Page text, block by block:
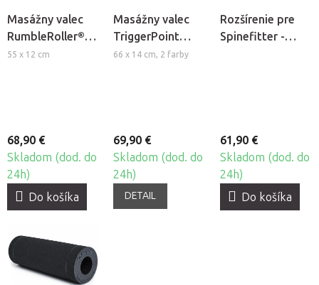
Masážny valec
RumbleRoller®
Gator
55 x 12 cm
68,90 €
Skladom (dod. do
24h)
Do košíka
Masážny valec
TriggerPoint
GRID Foam Roller
66 x 14 cm, 2 farby
69,90 €
Skladom (dod. do
24h)
DETAIL
Rozšírenie pre
Spinefitter -
61,90 €
Skladom (dod. do
24h)
Do košíka